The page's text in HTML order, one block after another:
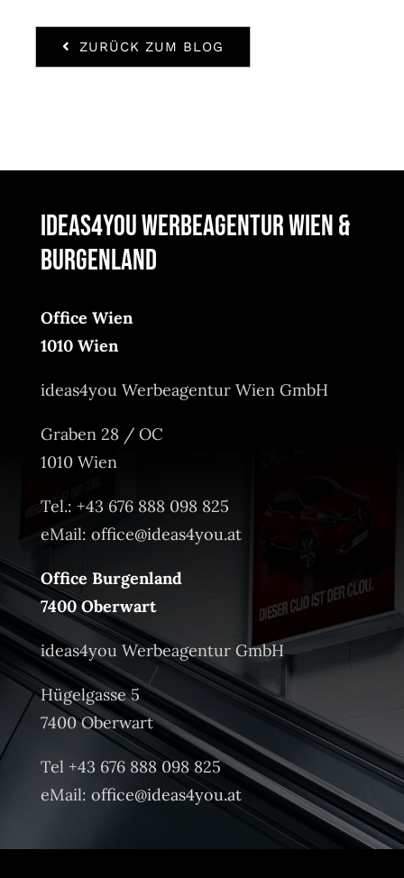
ZURÜCK ZUM BLOG
ideas4you Werbeagentur Wien &
Burgenland
Office Wien
1010 Wien
ideas4you Werbeagentur Wien GmbH
Graben 28 / OC
1010 Wien
Tel.: +43 676 888 098 825
eMail: office@ideas4you.at
Office Burgenland
7400 Oberwart
ideas4you Werbeagentur GmbH
Hügelgasse 5
7400 Oberwart
Tel +43 676 888 098 825
eMail: office@ideas4you.at